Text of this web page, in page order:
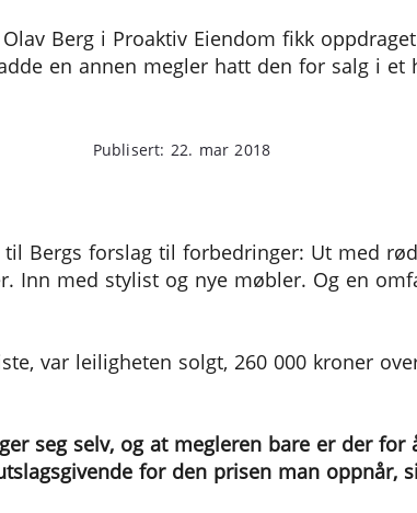
Berg i Proaktiv Eiendom fikk
en annen megler hatt den for salg i et
Publisert: 22. mar 2018
til Bergs forslag til forbedringer: Ut med
Inn med stylist og nye møbler. Og en
var leiligheten solgt, 260 000 kroner
seg selv, og at megleren bare er der
for den prisen man oppnår,